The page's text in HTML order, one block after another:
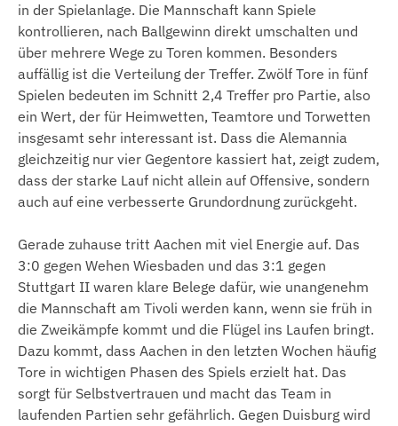
in der Spielanlage. Die Mannschaft kann Spiele
kontrollieren, nach Ballgewinn direkt umschalten und
über mehrere Wege zu Toren kommen. Besonders
auffällig ist die Verteilung der Treffer. Zwölf Tore in fünf
Spielen bedeuten im Schnitt 2,4 Treffer pro Partie, also
ein Wert, der für Heimwetten, Teamtore und Torwetten
insgesamt sehr interessant ist. Dass die Alemannia
gleichzeitig nur vier Gegentore kassiert hat, zeigt zudem,
dass der starke Lauf nicht allein auf Offensive, sondern
auch auf eine verbesserte Grundordnung zurückgeht.
Gerade zuhause tritt Aachen mit viel Energie auf. Das
3:0 gegen Wehen Wiesbaden und das 3:1 gegen
Stuttgart II waren klare Belege dafür, wie unangenehm
die Mannschaft am Tivoli werden kann, wenn sie früh in
die Zweikämpfe kommt und die Flügel ins Laufen bringt.
Dazu kommt, dass Aachen in den letzten Wochen häufig
Tore in wichtigen Phasen des Spiels erzielt hat. Das
sorgt für Selbstvertrauen und macht das Team in
laufenden Partien sehr gefährlich. Gegen Duisburg wird